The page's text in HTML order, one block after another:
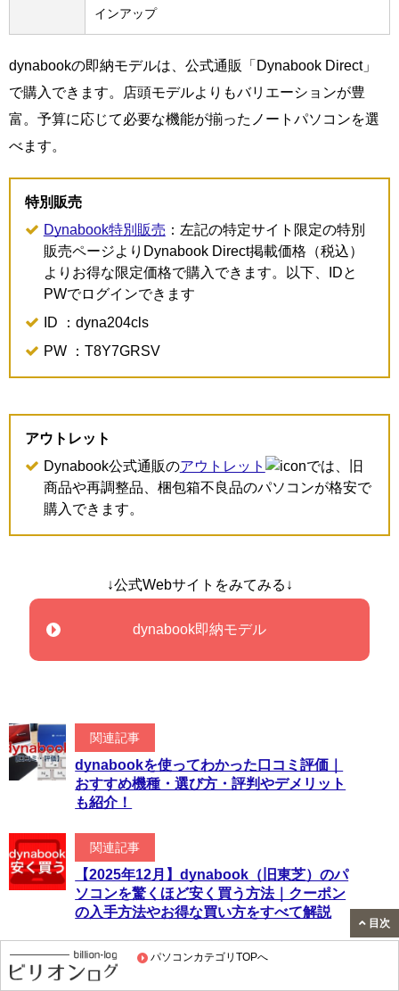
パソコンカテゴリTOPへ
インアップ
dynabookの即納モデルは、公式通販「Dynabook Direct」
で購入できます。店頭モデルよりもバリエーションが豊
富。予算に応じて必要な機能が揃ったノートパソコンを選
べます。
特別販売
Dynabook特別販売 ：左記の特定サイト限定の特別
販売ページよりDynabook Direct掲載価格（税込）
よりお得な限定価格で購入できます。以下、IDと
PWでログインできます
ID ：dyna204cls
PW ：T8Y7GRSV
アウトレット
Dynabook公式通販のアウトレット
では、旧
商品や再調整品、梱包箱不良品のパソコンが格安で
購入できます。
↓公式Webサイトをみてみる↓
dynabook即納モデル
関連記事
dynabookを使ってわかった口コミ評価｜
おすすめ機種・選び方・評判やデメリット
も紹介！
関連記事
【2025年12月】dynabook（旧東芝）のパ
ソコンを驚くほど安く買う方法｜クーポン
の入手方法やお得な買い方をすべて解説
HP｜最短5営業日出荷
目次